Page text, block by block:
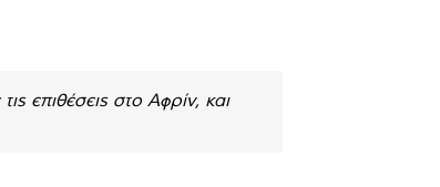
επιθέσεις στο Αφρίν, και